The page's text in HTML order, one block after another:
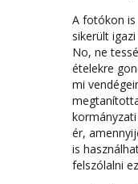
A fotókon is
sikerült
No, ne
ételekre
mi
ér,
is
felszólalni